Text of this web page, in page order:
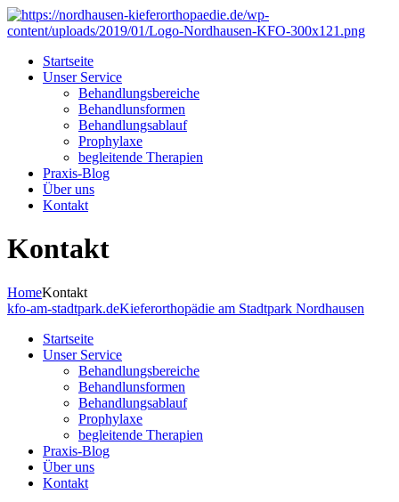
Startseite
Unser Service
Behandlungsbereiche
Behandlunsformen
Behandlungsablauf
Prophylaxe
begleitende Therapien
Praxis-Blog
Über uns
Kontakt
Kontakt
HomeKontakt
kfo-am-stadtpark.deKieferorthopädie am Stadtpark Nordhausen
Startseite
Unser Service
Behandlungsbereiche
Behandlunsformen
Behandlungsablauf
Prophylaxe
begleitende Therapien
Praxis-Blog
Über uns
Kontakt